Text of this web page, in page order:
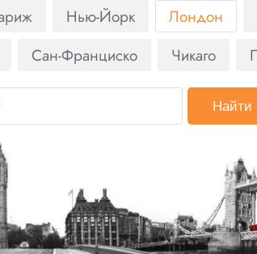
Нью-Йорк
Лондон
Сан-Франциско Чикаго